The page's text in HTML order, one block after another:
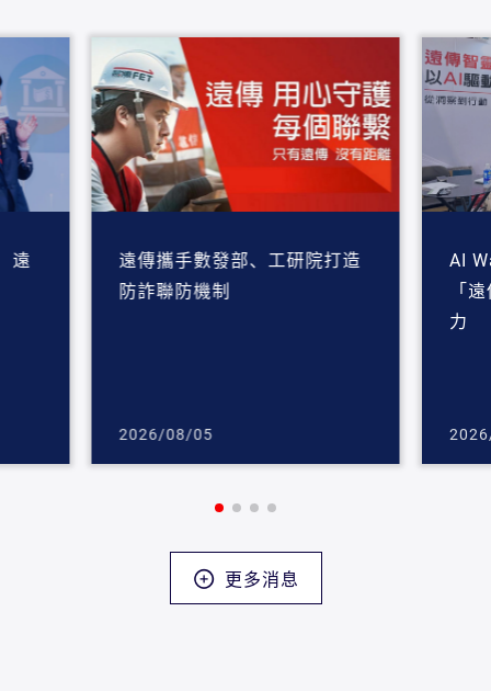
遠
遠傳攜手數發部、工研院打造
防詐聯防機制
2026/08/05
AI
「
力
更多消息